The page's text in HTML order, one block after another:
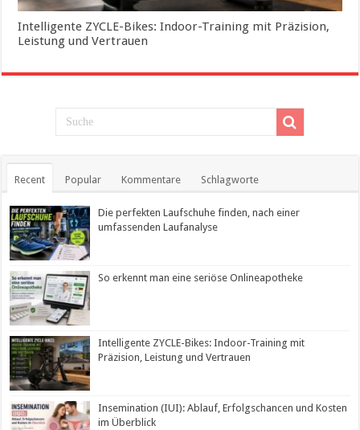
Intelligente ZYCLE-Bikes: Indoor-Training mit Präzision,
Leistung und Vertrauen
Recent Popular Kommentare Schlagworte
Die perfekten Laufschuhe finden, nach einer
umfassenden Laufanalyse
So erkennt man eine seriöse Onlineapotheke
Intelligente ZYCLE-Bikes: Indoor-Training mit
Präzision, Leistung und Vertrauen
Insemination (IUI): Ablauf, Erfolgschancen und Kosten
im Überblick